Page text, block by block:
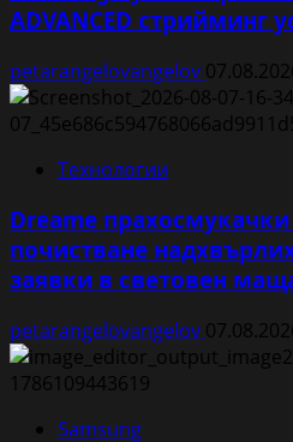
ADVANCED стрийминг
petarangelovangelov
Технологии
Dreame
почистване
заявки в световен
petarangelovangelov
Samsung